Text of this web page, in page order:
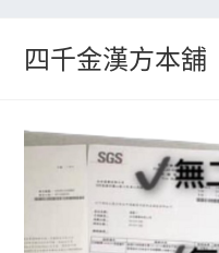
四千金漢方本舖